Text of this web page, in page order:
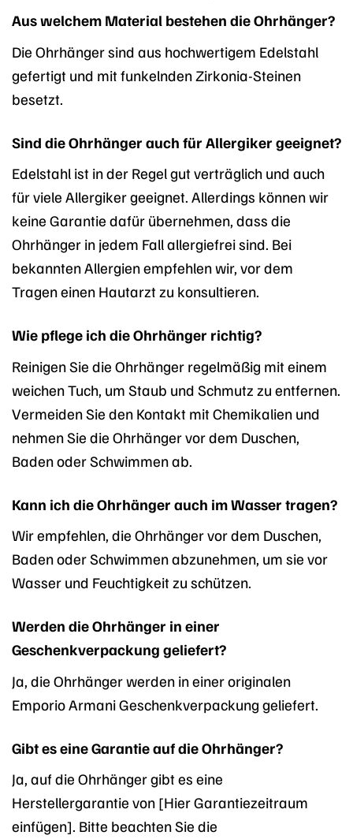
Aus welchem Material bestehen die Ohrhänger?
Die Ohrhänger sind aus hochwertigem Edelstahl
gefertigt und mit funkelnden Zirkonia-Steinen
besetzt.
Sind die Ohrhänger auch für Allergiker geeignet?
Edelstahl ist in der Regel gut verträglich und auch
für viele Allergiker geeignet. Allerdings können wir
keine Garantie dafür übernehmen, dass die
Ohrhänger in jedem Fall allergiefrei sind. Bei
bekannten Allergien empfehlen wir, vor dem
Tragen einen Hautarzt zu konsultieren.
Wie pflege ich die Ohrhänger richtig?
Reinigen Sie die Ohrhänger regelmäßig mit einem
weichen Tuch, um Staub und Schmutz zu entfernen.
Vermeiden Sie den Kontakt mit Chemikalien und
nehmen Sie die Ohrhänger vor dem Duschen,
Baden oder Schwimmen ab.
Kann ich die Ohrhänger auch im Wasser tragen?
Wir empfehlen, die Ohrhänger vor dem Duschen,
Baden oder Schwimmen abzunehmen, um sie vor
Wasser und Feuchtigkeit zu schützen.
Werden die Ohrhänger in einer
Geschenkverpackung geliefert?
Ja, die Ohrhänger werden in einer originalen
Emporio Armani Geschenkverpackung geliefert.
Gibt es eine Garantie auf die Ohrhänger?
Ja, auf die Ohrhänger gibt es eine
Herstellergarantie von [Hier Garantiezeitraum
einfügen]. Bitte beachten Sie die